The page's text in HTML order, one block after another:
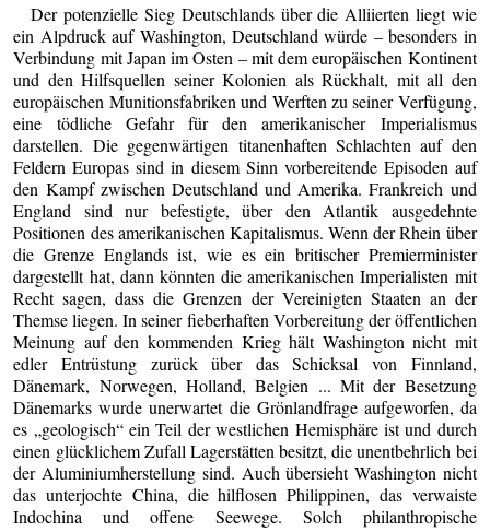
Der potenzielle Sieg Deutschlands über die Alliierten liegt wie
ein Alpdruck auf Washington, Deutschland würde – besonders in
Verbindung mit Japan im Osten – mit dem europäischen Kontinent
und den Hilfsquellen seiner Kolonien als Rückhalt, mit all den
europäischen Munitionsfabriken und Werften zu seiner Verfügung,
eine tödliche Gefahr für den amerikanischer Imperialismus
darstellen. Die gegenwärtigen titanenhaften Schlachten auf den
Feldern Europas sind in diesem Sinn vorbereitende Episoden auf
den Kampf zwischen Deutschland und Amerika. Frankreich und
England sind nur befestigte, über den Atlantik ausgedehnte
Positionen des amerikanischen Kapitalismus. Wenn der Rhein über
die Grenze Englands ist, wie es ein britischer Premierminister
dargestellt hat, dann könnten die amerikanischen Imperialisten mit
Recht sagen, dass die Grenzen der Vereinigten Staaten an der
Themse liegen. In seiner fieberhaften Vorbereitung der öffentlichen
Meinung auf den kommenden Krieg hält Washington nicht mit
edler Entrüstung zurück über das Schicksal von Finnland,
Dänemark, Norwegen, Holland, Belgien ... Mit der Besetzung
Dänemarks wurde unerwartet die Grönlandfrage aufgeworfen, da
es „geologisch“ ein Teil der westlichen Hemisphäre ist und durch
einen glücklichem Zufall Lagerstätten besitzt, die unentbehrlich bei
der Aluminiumherstellung sind. Auch übersieht Washington nicht
das unterjochte China, die hilflosen Philippinen, das verwaiste
Indochina und offene Seewege. Solch philanthropische